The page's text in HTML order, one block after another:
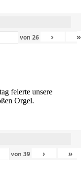
von 26 › »
feierte unsere
Orgel.
von39 › »